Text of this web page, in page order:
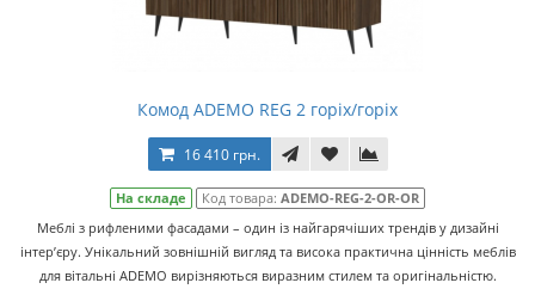
Комод ADEMO REG 2 горіх/горіх
16 410 грн.
На складе Код товара: ADEMO-REG-2-OR-OR
Меблі з рифленими фасадами – один із найгарячіших трендів у дизайні
інтер’єру. Унікальний зовнішній вигляд та висока практична цінність меблів
для вітальні ADEMO вирізняються виразним стилем та оригінальністю.